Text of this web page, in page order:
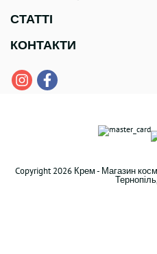
СТАТТІ
КОНТАКТИ
Copyright 2026 Крем - Магазин